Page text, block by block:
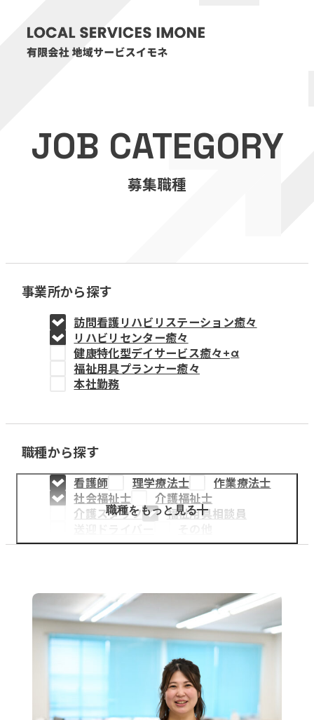
医療・介護事業
訪問看護リハビリステーション癒々
福祉用具プランナー癒々
教育事業
姫路中央こども園
姫路中央保育園
採用情報
医療・介護事業
募集職種
お知らせ
JOB CATEGORY
募集職種
事業所から探す
訪問看護リハビリステーション癒々
リハビリセンター癒々
健康特化型デイサービス癒々+α
福祉用具プランナー癒々
本社勤務
職種から探す
看護師 理学療法士
作業療法士
社会福祉士
介護福祉士
介護スタッフ
福祉用具相談員
職種をもっと見る